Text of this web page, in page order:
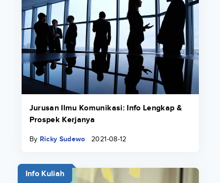
Jurusan Ilmu Komunikasi: Info Lengkap &
Prospek Kerjanya
By Ricky Sudewo 2021-08-12
Info Kuliah